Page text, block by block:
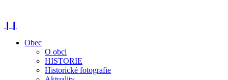
Obec
O obci
HISTORIE
Historické fotografie